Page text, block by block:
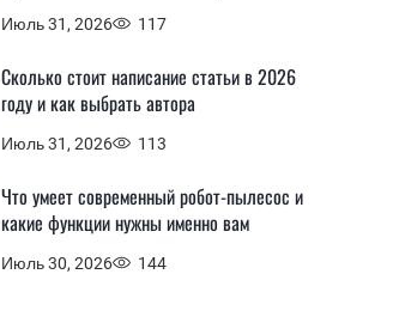
Июль 31, 2026 117
Июль 31, 2026 113
Сколько стоит написание статьи в 2026
году и как выбрать автора
Июль 30, 2026 144
Что умеет современный робот-пылесос и
какие функции нужны именно вам